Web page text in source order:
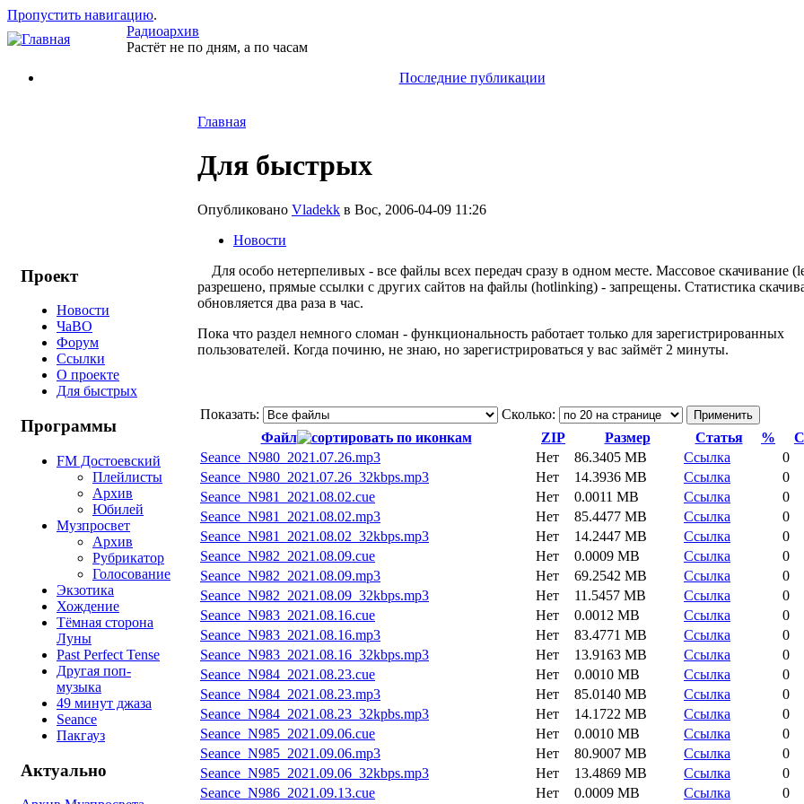
Пропустить навигацию.
Радиоархив
Растёт не по дням, а по часам
Последние публикации
Проект
Новости
ЧаВО
Форум
Ссылки
О проекте
Для быстрых
Программы
FM Достоевский
Плейлисты
Архив
Юбилей
Музпросвет
Архив
Рубрикатор
Голосование
Экзотика
Хождение
Тёмная сторона
Луны
Past Perfect Tense
Другая поп-
музыка
49 минут джаза
Seance
Пакгауз
Актуально
Главная
Для быстрых
Опубликовано Vladekk в Вос, 2006-04-09 11:26
Новости
Для особо нетерпеливых - все файлы всех передач сразу в одном месте. Массовое скачивание
разрешено, прямые ссылки с других сайтов на файлы (hotlinking) - запрещены. Статистика
обновляется два раза в час.
Пока что раздел немного сломан - функциональность работает только для зарегистрированных
пользователей. Когда починю, не знаю, но зарегистрироваться у вас займёт 2 минуты.
Показать:
Сколько:
Файл
ZIP Размер Статья %
Seance_N980_2021.07.26.mp3
Нет 86.3405 MB Ссылка
0
Seance_N980_2021.07.26_32kbps.mp3
Нет 14.3936 MB Ссылка
0
Seance_N981_2021.08.02.cue
Нет 0.0011 MB Ссылка
0
Seance_N981_2021.08.02.mp3
Нет 85.4477 MB Ссылка
0
Seance_N981_2021.08.02_32kbps.mp3
Нет 14.2447 MB Ссылка
0
Seance_N982_2021.08.09.cue
Нет 0.0009 MB Ссылка
0
Seance_N982_2021.08.09.mp3
Нет 69.2542 MB Ссылка
0
Seance_N982_2021.08.09_32kbps.mp3
Нет 11.5457 MB Ссылка
0
Seance_N983_2021.08.16.cue
Нет 0.0012 MB Ссылка
0
Seance_N983_2021.08.16.mp3
Нет 83.4771 MB Ссылка
0
Seance_N983_2021.08.16_32kbps.mp3
Нет 13.9163 MB Ссылка
0
Seance_N984_2021.08.23.cue
Нет 0.0010 MB Ссылка
0
Seance_N984_2021.08.23.mp3
Нет 85.0140 MB Ссылка
0
Seance_N984_2021.08.23_32kpbs.mp3
Нет 14.1722 MB Ссылка
0
Seance_N985_2021.09.06.cue
Нет 0.0010 MB Ссылка
0
Seance_N985_2021.09.06.mp3
Нет 80.9007 MB Ссылка
0
Seance_N985_2021.09.06_32kbps.mp3
Нет 13.4869 MB Ссылка
0
Seance_N986_2021.09.13.cue
Нет 0.0009 MB Ссылка 0